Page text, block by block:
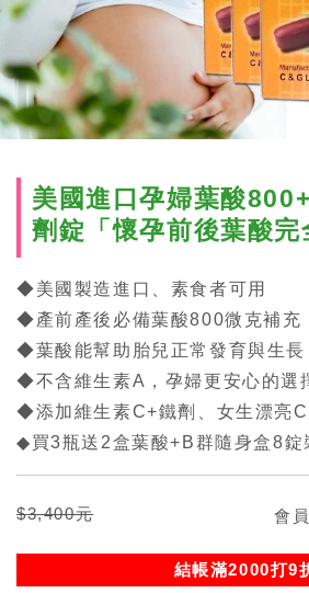
美國進口孕婦葉酸
劑錠「懷孕前後葉酸完
◆美國製造進口、素食者可用
◆產前產後必備葉酸800微克補充
◆葉酸能幫助胎兒正常發育與生長
◆不含維生素A，孕婦更安心的選
◆添加維生素C+鐵劑、女生漂亮
◆買3瓶送2盒葉酸+B群隨身盒8錠
$3,400元 會
結帳滿2000打9